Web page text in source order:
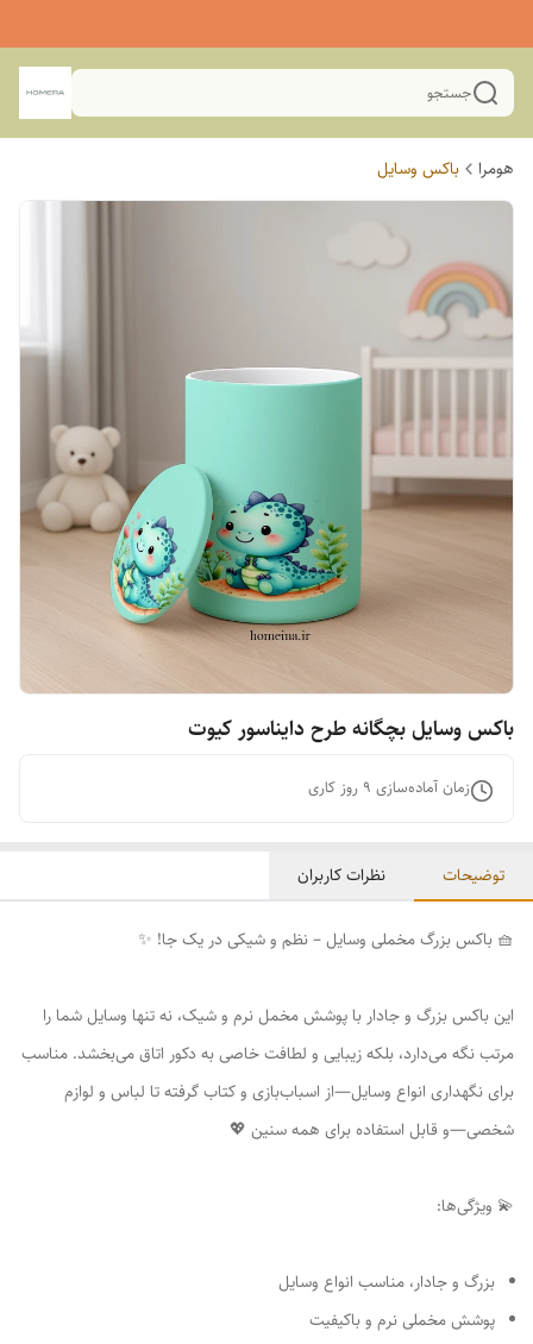
جستجو
هومرا باکس وسایل
باکس وسایل بچگانه طرح دایناسور کیوت
زمان آماده‌سازی 9 روز کاری
توضیحات نظرات کاربران
🧺 باکس بزرگ مخملی وسایل – نظم و شیکی در یک جا! ✨
این باکس بزرگ و جادار با پوشش مخمل نرم و شیک، نه تنها وسایل شما را
مرتب نگه می‌دارد، بلکه زیبایی و لطافت خاصی به دکور اتاق می‌بخشد. مناسب
برای نگهداری انواع وسایل—از اسباب‌بازی و کتاب گرفته تا لباس و لوازم
شخصی—و قابل استفاده برای همه سنین 💖
💫 ویژگی‌ها:
بزرگ و جادار، مناسب انواع وسایل
پوشش مخملی نرم و باکیفیت